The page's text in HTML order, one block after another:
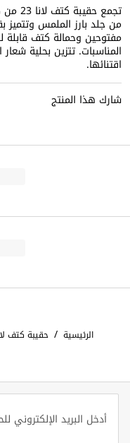
تجمع
من جلد بارز الملمس
مفتوحين وحمالة كتف قابلة
المناسبات. تتزين بحلية
اقتنائها.
شارك هذا المنتج
الرئيسية / حقيبة كتف لانا